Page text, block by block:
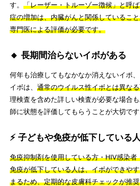
す。 「レーザー・トルーゾー徴候」と呼
症の増加は、内臓がんと関係しているこ
専門医による評価が必要です。
🔸 長期間治らないイボがある
何年も治療してもなかなか消えないイボ
イボは、 通常のウイルス性イボとは異な
理検査を含めた詳しい検査が必要な場合
師に状態を評価してもらうことが大切です
⚡ 子どもや免疫が低下している
免疫抑制剤を使用している方・HIV感染者
免疫が低下している人は、イボができや
まるため、定期的な皮膚科チェックが推